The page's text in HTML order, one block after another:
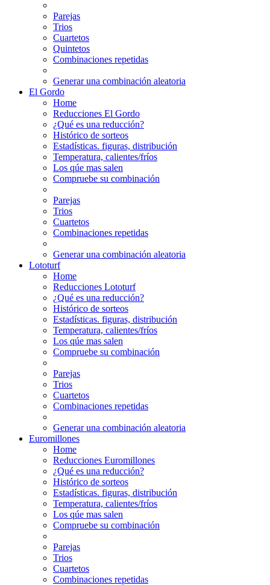
Parejas
Trios
Cuartetos
Quintetos
Combinaciones repetidas
Generar una combinación aleatoria
El Gordo
Home
Reducciones El Gordo
¿Qué es una reducción?
Histórico de sorteos
Estadísticas. figuras, distribución
Temperatura, calientes/fríos
Los qúe mas salen
Compruebe su combinación
Parejas
Trios
Cuartetos
Combinaciones repetidas
Generar una combinación aleatoria
Lototurf
Home
Reducciones Lototurf
¿Qué es una reducción?
Histórico de sorteos
Estadísticas. figuras, distribución
Temperatura, calientes/fríos
Los qúe mas salen
Compruebe su combinación
Parejas
Trios
Cuartetos
Combinaciones repetidas
Generar una combinación aleatoria
Euromillones
Home
Reducciones Euromillones
¿Qué es una reducción?
Histórico de sorteos
Estadísticas. figuras, distribución
Temperatura, calientes/fríos
Los qúe mas salen
Compruebe su combinación
Parejas
Trios
Cuartetos
Combinaciones repetidas